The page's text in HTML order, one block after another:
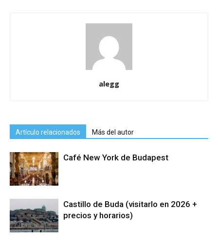
alegg
Artículo relacionados Más del autor
Café New York de Budapest
Castillo de Buda (visitarlo en 2026 +
precios y horarios)